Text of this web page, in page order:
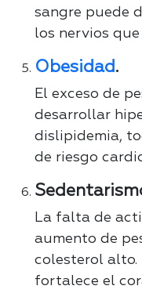
sangre puede
los nervios
Obesidad.
El exceso de
desarrollar
dislipidemia,
de riesgo
La falta de
aumento de
colesterol
fortalece el